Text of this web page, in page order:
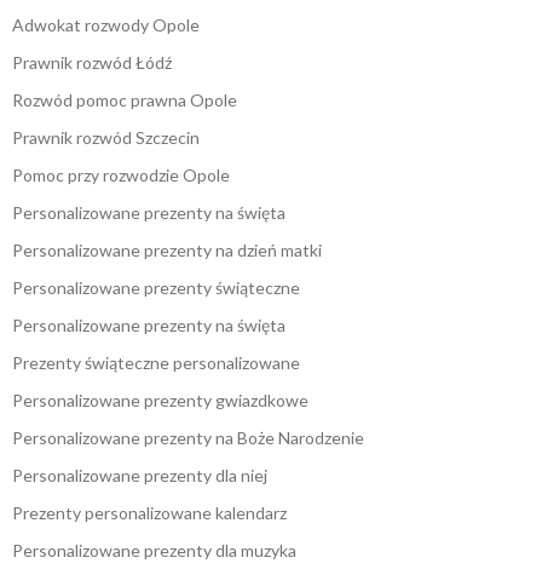
Adwokat rozwody Opole
Prawnik rozwód Łódź
Rozwód pomoc prawna Opole
Prawnik rozwód Szczecin
Pomoc przy rozwodzie Opole
Personalizowane prezenty na święta
Personalizowane prezenty na dzień matki
Personalizowane prezenty świąteczne
Personalizowane prezenty na święta
Prezenty świąteczne personalizowane
Personalizowane prezenty gwiazdkowe
Personalizowane prezenty na Boże Narodzenie
Personalizowane prezenty dla niej
Prezenty personalizowane kalendarz
Personalizowane prezenty dla muzyka